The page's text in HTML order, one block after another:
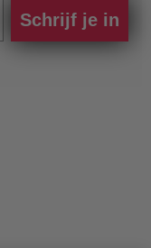
Schrijf je in